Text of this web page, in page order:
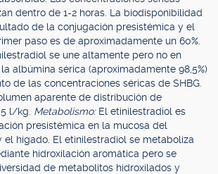
dentro de 1-2 horas. La biodisponibilidad
de la conjugación presistémica y el
paso es de aproximadamente un 60%.
se une altamente pero no en
albúmina sérica (aproximadamente 98,5%)
de las concentraciones séricas de SHBG.
aparente de distribución de
l/kg. Metabolismo: El etinilestradiol es
presistémica en la mucosa del
el hígado. El etinilestradiol se metaboliza
hidroxilación aromática pero se
de metabolitos hidroxilados y